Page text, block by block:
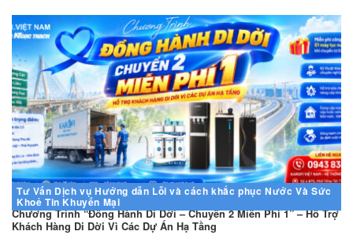
Tư Vấn Dịch vụ Hướng dẫn Lỗi và cách khắc phục Nước Và Sức
Khoẻ Tin Khuyến Mại
Chương Trình “Đồng Hành Di Dời – Chuyển 2 Miễn Phí 1” – Hỗ Trợ
Khách Hàng Di Dời Vì Các Dự Án Hạ Tầng